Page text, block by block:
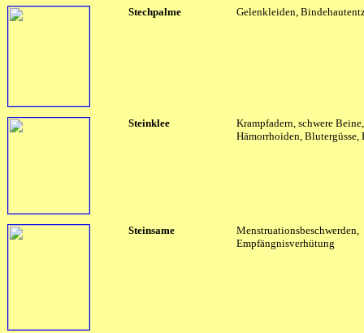
Stechpalme Gelenkleiden,
Steinklee
Krampfadern, schwere Beine,
Hämorrhoiden, Blutergüsse,
Steinsame
Menstruationsbeschwerden,
Empfängnisverhütung